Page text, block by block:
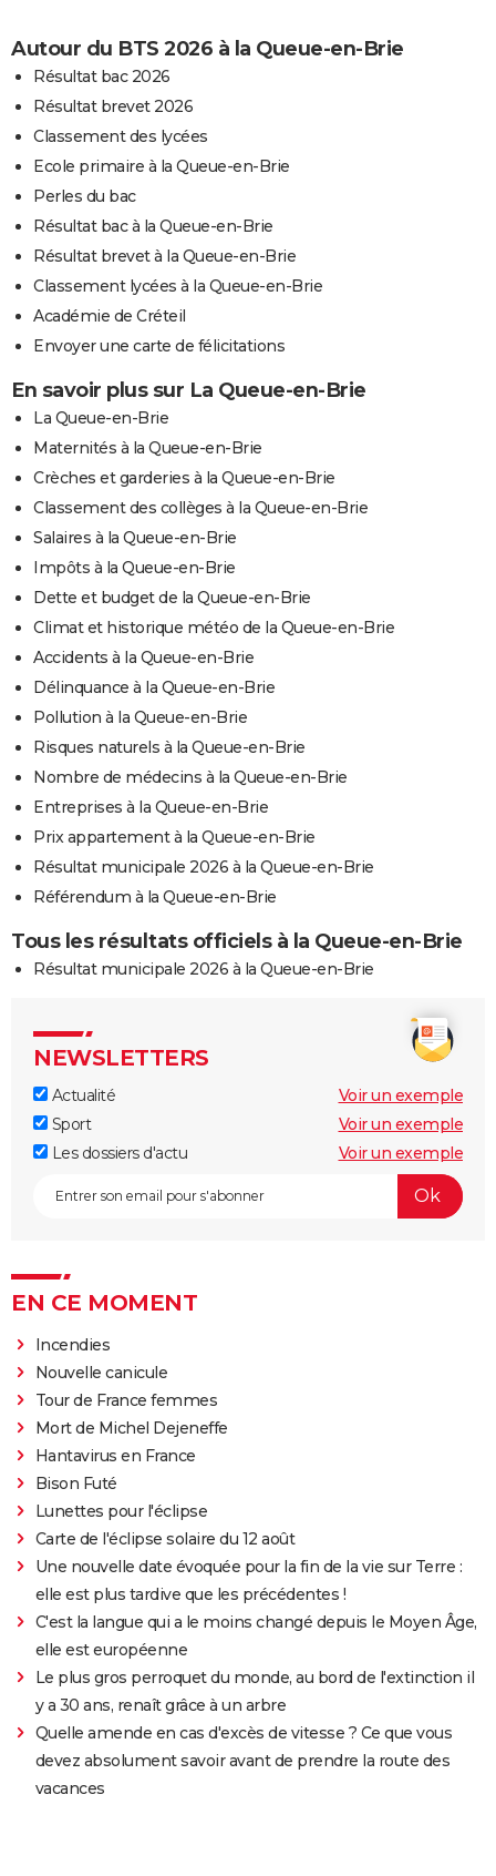
Autour du BTS 2026 à la Queue-en-Brie
Résultat bac 2026
Résultat brevet 2026
Classement des lycées
Ecole primaire à la Queue-en-Brie
Perles du bac
Résultat bac à la Queue-en-Brie
Résultat brevet à la Queue-en-Brie
Classement lycées à la Queue-en-Brie
Académie de Créteil
Envoyer une carte de félicitations
En savoir plus sur La Queue-en-Brie
La Queue-en-Brie
Maternités à la Queue-en-Brie
Crèches et garderies à la Queue-en-Brie
Classement des collèges à la Queue-en-Brie
Salaires à la Queue-en-Brie
Impôts à la Queue-en-Brie
Dette et budget de la Queue-en-Brie
Climat et historique météo de la Queue-en-Brie
Accidents à la Queue-en-Brie
Délinquance à la Queue-en-Brie
Pollution à la Queue-en-Brie
Risques naturels à la Queue-en-Brie
Nombre de médecins à la Queue-en-Brie
Entreprises à la Queue-en-Brie
Prix appartement à la Queue-en-Brie
Résultat municipale 2026 à la Queue-en-Brie
Référendum à la Queue-en-Brie
Tous les résultats officiels à la Queue-en-Brie
Résultat municipale 2026 à la Queue-en-Brie
NEWSLETTERS
Actualité
Voir un exemple
Sport
Voir un exemple
Les dossiers d'actu
Voir un exemple
EN CE MOMENT
Incendies
Nouvelle canicule
Tour de France femmes
Mort de Michel Dejeneffe
Hantavirus en France
Bison Futé
Lunettes pour l'éclipse
Carte de l'éclipse solaire du 12 août
Une nouvelle date évoquée pour la fin de la vie sur Terre :
elle est plus tardive que les précédentes !
C'est la langue qui a le moins changé depuis le Moyen Âge,
elle est européenne
Le plus gros perroquet du monde, au bord de l'extinction il
y a 30 ans, renaît grâce à un arbre
Quelle amende en cas d'excès de vitesse ? Ce que vous
devez absolument savoir avant de prendre la route des
vacances